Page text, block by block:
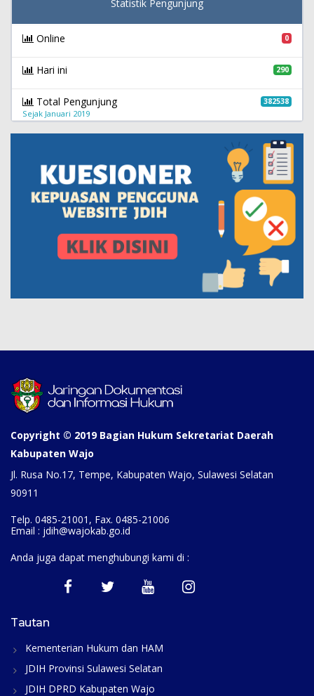
Statistik Pengunjung
Online 0
Hari ini 290
Total Pengunjung 382538
Sejak Januari 2019
Copyright © 2019 Bagian Hukum Sekretariat Daerah
Kabupaten Wajo
Jl. Rusa No.17, Tempe, Kabupaten Wajo, Sulawesi Selatan
90911
Telp. 0485-21001, Fax. 0485-21006
Email : jdih@wajokab.go.id
Anda juga dapat menghubungi kami di :
Tautan
Kementerian Hukum dan HAM
JDIH Provinsi Sulawesi Selatan
JDIH DPRD Kabupaten Wajo